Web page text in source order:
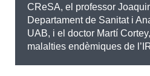
CReSA, el professor
Departament de Sanitat i
UAB, i el doctor Martí
malalties endèmiques de